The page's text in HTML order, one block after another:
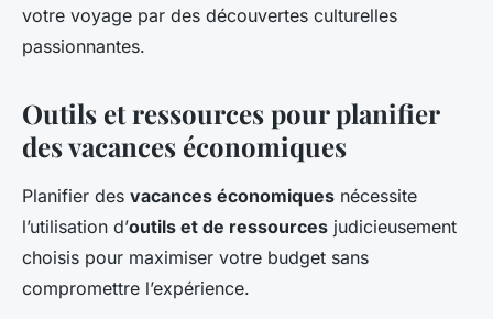
votre voyage par des découvertes culturelles
passionnantes.
Outils et ressources pour planifier
des vacances économiques
Planifier des vacances économiques nécessite
l’utilisation d’outils et de ressources judicieusement
choisis pour maximiser votre budget sans
compromettre l’expérience.